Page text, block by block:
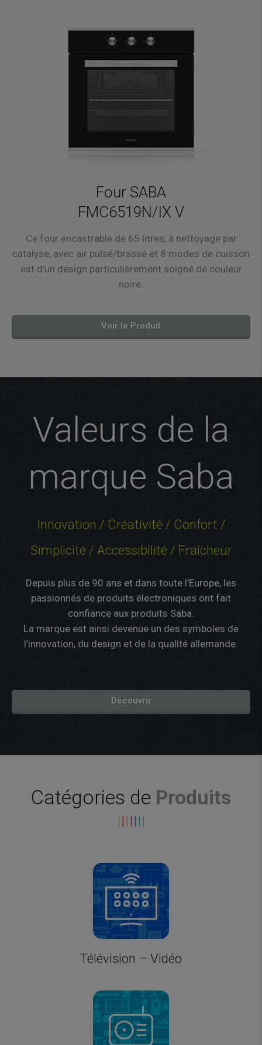
Four SABA
FMC6519N/IX V
Ce four encastrable de 65 litres, à nettoyage par
catalyse, avec air pulsé/brassé et 8 modes de cuisson
est d’un design particulièrement soigné de couleur
noire.
Voir le Produit
Valeurs de la
marque Saba
Innovation / Créativité / Confort /
Simplicité / Accessibilité / Fraîcheur
Depuis plus de 90 ans et dans toute l’Europe, les
passionnés de produits électroniques ont fait
confiance aux produits Saba.
La marque est ainsi devenue un des symboles de
l’innovation, du design et de la qualité allemande.
Découvrir
Catégories de Produits
IIIIII I
Télévision – Vidéo